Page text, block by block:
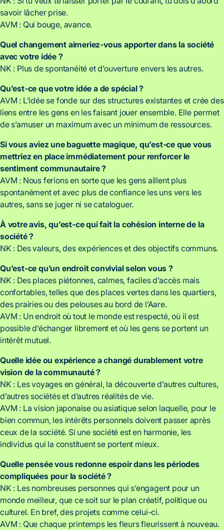
savoir lâcher prise.
AVM : Qui bouge, avance.
Quel changement aimeriez-vous apporter dans la société
avec votre idée ?
NK : Plus de spontanéité et d’ouverture envers les autres.
Qu’est-ce que votre idée a de spécial ?
AVM : L’idée se fonde sur des structures existantes et crée des
liens entre les gens en les faisant jouer ensemble. Elle permet
de s’amuser un maximum avec un minimum de ressources.
Si vous aviez une baguette magique, qu’est-ce que vous
mettriez en place immédiatement pour renforcer le
sentiment communautaire ?
AVM : Nous ferions en sorte que les gens aillent plus
spontanément et avec plus de confiance les uns vers les
autres, sans se juger ni se cataloguer.
À votre avis, qu’est-ce qui fait la cohésion interne de la
société ?
NK : Des valeurs, des expériences et des objectifs communs.
Qu’est-ce qu’un endroit convivial selon vous ?
NK : Des places piétonnes, calmes, faciles d’accès mais
confortables, telles que des places vertes dans les quartiers,
des prairies ou des pelouses au bord de l’Aare.
AVM : Un endroit où tout le monde est respecté, où il est
possible d’échanger librement et où les gens se portent un
intérêt mutuel.
Quelle idée ou expérience a changé durablement votre
vision de la communauté ?
NK : Les voyages en général, la découverte d’autres cultures,
d’autres sociétés et d’autres réalités de vie.
AVM : La vision japonaise ou asiatique selon laquelle, pour le
bien commun, les intérêts personnels doivent passer après
ceux de la société. Si une société est en harmonie, les
individus qui la constituent se portent mieux.
Quelle pensée vous redonne espoir dans les périodes
compliquées pour la société ?
NK : Les nombreuses personnes qui s’engagent pour un
monde meilleur, que ce soit sur le plan créatif, politique ou
culturel. En bref, des projets comme celui-ci.
AVM : Que chaque printemps les fleurs fleurissent à nouveau.